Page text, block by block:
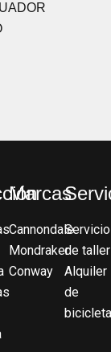
Marcas
Cannondale
Mondraker
Conway
Servicio
de taller
Alquiler
de